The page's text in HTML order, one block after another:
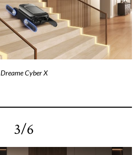
Dreame Cyber X
3/6